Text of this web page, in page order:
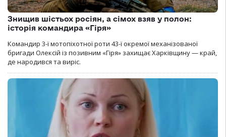
Знищив шістьох росіян, а сімох взяв у полон:
історія командира «Гіря»
Командир 3-ї мотопіхотної роти 43-ї окремої механізованої
бригади Олексій із позивним «Гіря» захищає Харківщину — край,
де народився та виріс.